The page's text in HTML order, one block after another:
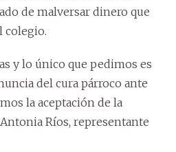
de malversar dinero que
colegio.
y lo único que pedimos es
del cura párroco ante
la aceptación de la
Ríos, representante